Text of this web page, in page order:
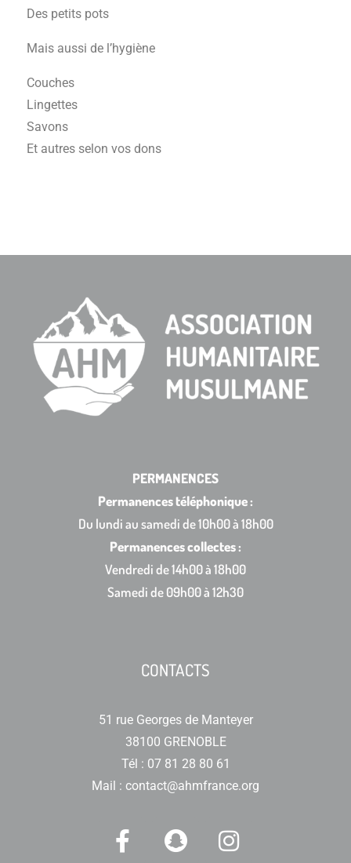
Des petits pots
Mais aussi de l’hygiène
Couches
Lingettes
Savons
Et autres selon vos dons
PERMANENCES
Permanences téléphonique :
Du lundi au samedi de 10h00 à 18h00
Permanences collectes :
Vendredi de 14h00 à 18h00
Samedi de 09h00 à 12h30
CONTACTS
51 rue Georges de Manteyer
38100 GRENOBLE
Tél : 07 81 28 80 61
Mail : contact@ahmfrance.org